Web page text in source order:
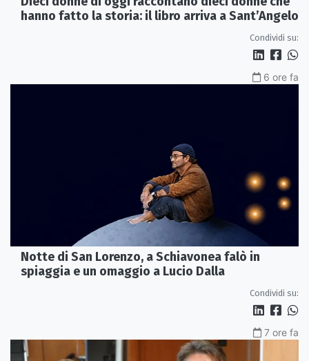
hanno fatto la storia: il libro arriva a Sant’Angelo
Condividi su:
6 ore fa
Notte di San Lorenzo, a Schiavonea falò in
spiaggia e un omaggio a Lucio Dalla
Condividi su:
7 ore fa